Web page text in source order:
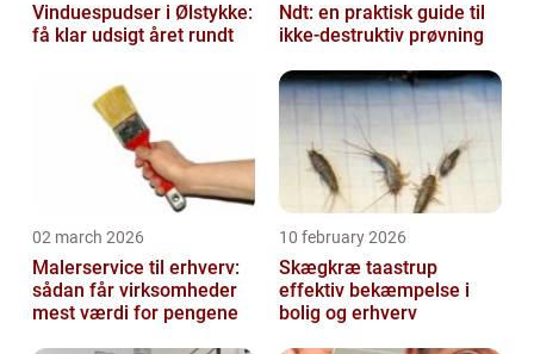
Vinduespudser i Ølstykke:
få klar udsigt året rundt
Ndt: en praktisk guide til
ikke-destruktiv prøvning
02 march 2026
Malerservice til erhverv:
sådan får virksomheder
mest værdi for pengene
10 february 2026
Skægkræ taastrup
effektiv bekæmpelse i
bolig og erhverv